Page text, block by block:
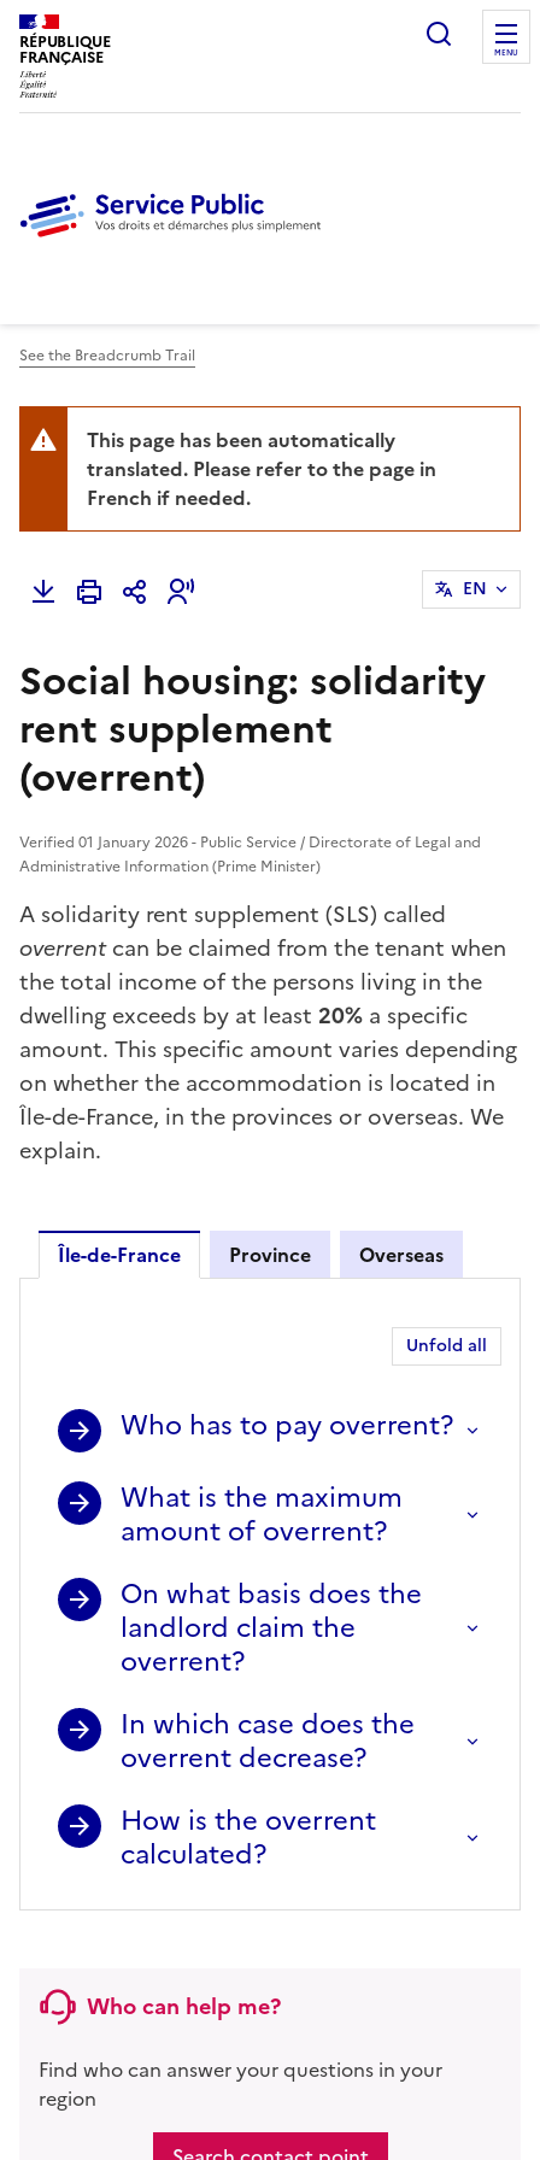
RÉPUBLIQUE
FRANÇAISE
Ouvrir
MENU
See the Breadcrumb Trail
This page has been automatically
translated. Please refer to the page in
French if needed.
EN
Social housing: solidarity
rent supplement
(overrent)
Verified 01 January 2026 - Public Service / Directorate of Legal and
Administrative Information (Prime Minister)
A solidarity rent supplement (SLS) called
overrentcan be claimed from the tenant when
the total income of the persons living in the
dwelling exceeds by at least 20% a specific
amount. This specific amount varies depending
on whether the accommodation is located in
Île-de-France, in the provinces or overseas. We
explain.
Île-de-France Province Overseas
Unfold all
Who has to pay overrent?
What is the maximum
amount of overrent?
On what basis does the
landlord claim the
overrent?
In which case does the
overrent decrease?
How is the overrent
calculated?
Who can help me?
Find who can answer your questions in your
region